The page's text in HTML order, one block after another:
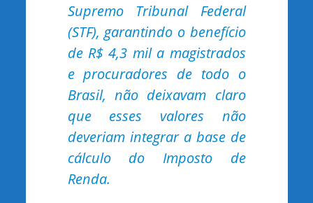
Supremo Tribunal Federal
(STF), garantindo o benefício
de R$ 4,3 mil a magistrados
e procuradores de todo o
Brasil, não deixavam claro
que esses valores não
deveriam integrar a base de
cálculo do Imposto de
Renda.